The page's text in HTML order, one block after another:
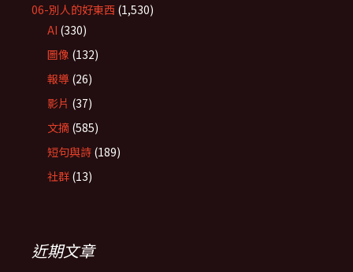
06-別人的好東西 (1,530)
AI (330)
圖像 (132)
報導 (26)
影片 (37)
文摘 (585)
短句與詩 (189)
社群 (13)
近期文章